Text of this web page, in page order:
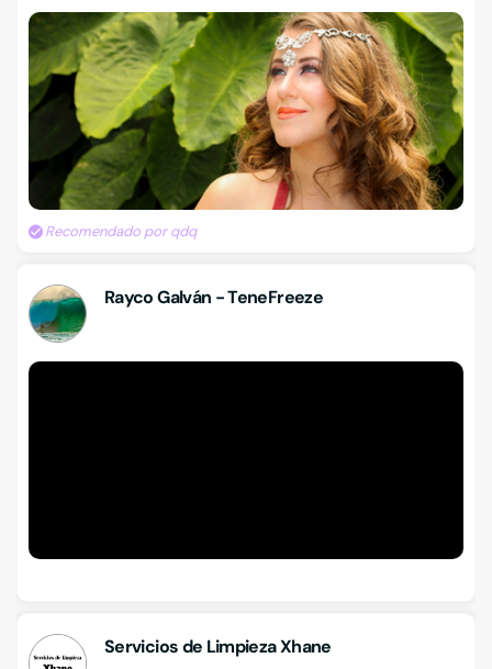
Recomendado por qdq
Rayco Galván - TeneFreeze
Servicios de Limpieza Xhane